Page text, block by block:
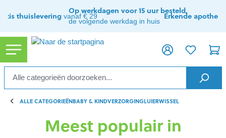
thuislevering vanaf € 29
Op werkdagen voor 15 uur besteld,
de volgende werkdag in huis
Erkende apotheek
ALLE CATEGORIEËNBABY & KINDVERZORGINGLUIERWISSEL
Meest populair in